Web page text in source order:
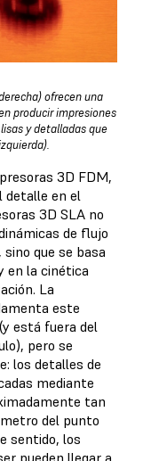
ofrecen una
producir impresiones
y detalladas que
3D FDM,
detalle en el
3D SLA no
de flujo
que se basa
en la cinética
La
este
está fuera del
pero se
los detalles de
mediante
tan
del punto
sentido, los